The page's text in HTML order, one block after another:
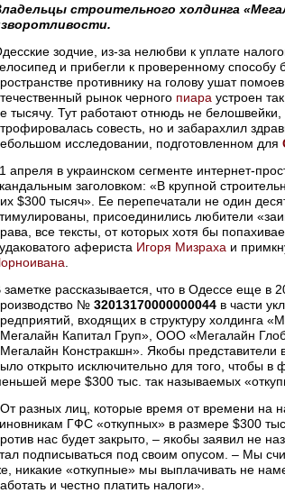
строительного холдинга
зодчие, из-за нелюбви к уплате
и прибегли к проверенному
противнику на голову ушат
рынок черного пиара устроен
тысячу. Тут работают отнюдь не
совесть, но и забарахлил
исследовании, подготовленном для
апреля в украинском сегменте интернет-
заголовком: «В крупной
$300 тысяч». Ее перепечатали не один
присоединились любители
все тексты, от которых хотя бы
афериста Игоря Мизраха и
заметке рассказывается, что в Одессе еще в
№ 32013170000000044 в части
входящих в структуру холдинга
Капитал Груп», ООО «Мегалайн
Констракшн». Якобы представители
открыто исключительно для того, чтобы в
мере $300 тыс. так называемых
разных лиц, которые время от времени на
ГФС «откупных» в размере $300
нас будет закрыто, – якобы заявил не
подписываться под своим опусом. – Мы
никакие «откупные» мы выплачивать не
и честно платить налоги».